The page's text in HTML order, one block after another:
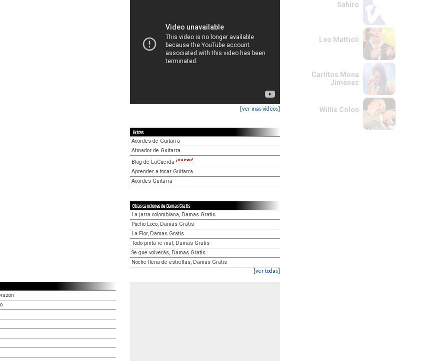
[ver más videos]
Extras
Acordes de Guitarra
Afinador de Guitarra
Blog de LaCuerda ¡nuevo!
Aprender a tocar Guitarra
Acordes Guitarra
Otras canciones de Damas Gratis
La jarra colombiana, Damas Gratis
Pucho Loco, Damas Gratis
La Flor, Damas Gratis
Todo pinta re mal, Damas Gratis
Se que volverás, Damas Gratis
Noche llena de estrellas, Damas Gratis
[ver todas]
Sahiro
Leo Mattioli
Carlitos Mona
Jiménez
Willie Colon